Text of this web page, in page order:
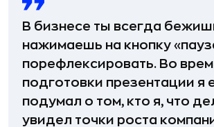
В бизнесе ты всегда
нажимаешь на кнопку
порефлексировать. Во
подготовки презентации я
подумал о том, кто я, что
увидел точки роста